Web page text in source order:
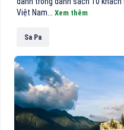
Việt Nam... Xem thêm
Sa Pa